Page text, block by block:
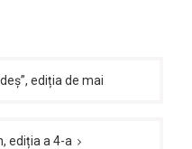
ediția de mai
ediția a 4-a